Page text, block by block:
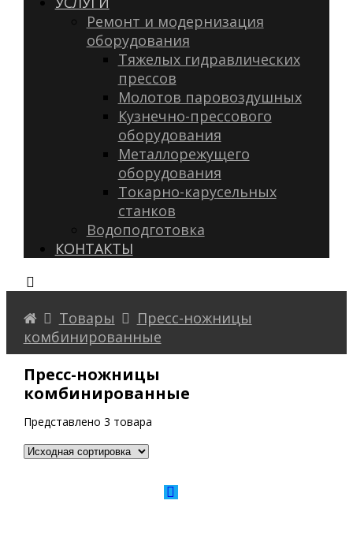
Ремонт и модернизация
оборудования
Тяжелых гидравлических
прессов
Молотов паровоздушных
Кузнечно-прессового
оборудования
Металлорежущего
оборудования
Токарно-карусельных
станков
Водоподготовка
КОНТАКТЫ
Товары
Пресс-ножницы
комбинированные
Пресс-ножницы
комбинированные
Представлено 3 товара